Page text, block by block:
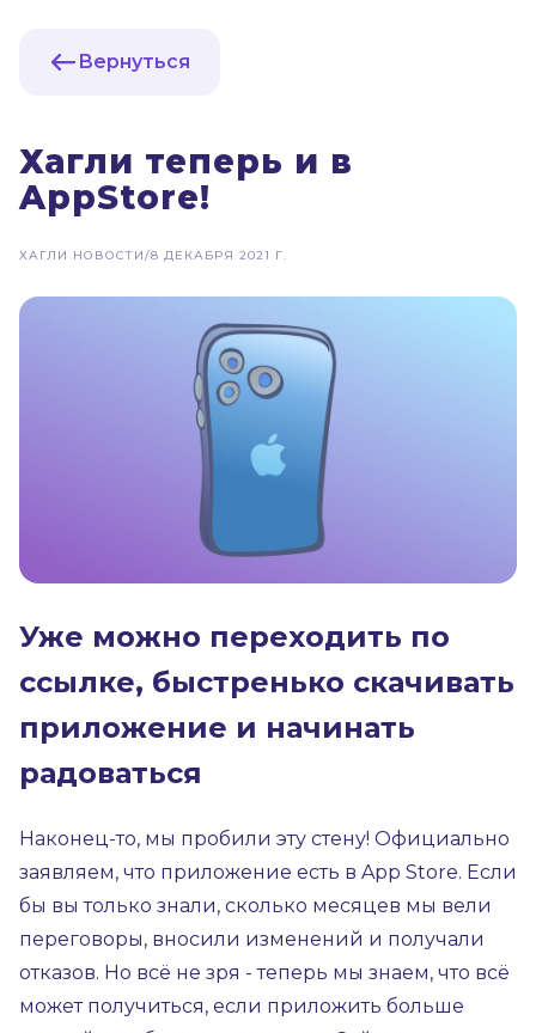
Вернуться
Хагли теперь и в
AppStore!
ХАГЛИ НОВОСТИ/8 ДЕКАБРЯ 2021 Г.
Уже можно переходить по
ссылке, быстренько скачивать
приложение и начинать
радоваться
Наконец-то, мы пробили эту стену! Официально
заявляем, что приложение есть в App Store. Если
бы вы только знали, сколько месяцев мы вели
переговоры, вносили изменений и получали
отказов. Но всё не зря - теперь мы знаем, что всё
может получиться, если приложить больше